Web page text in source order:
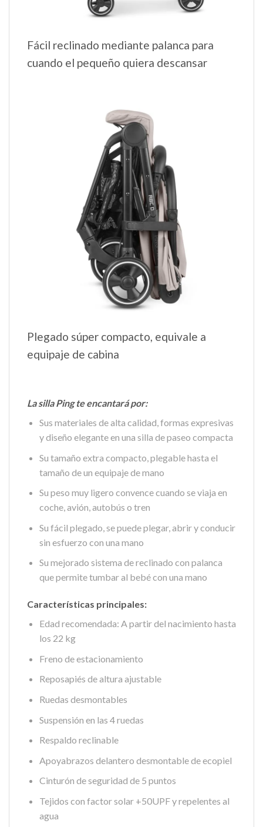
Fácil reclinado mediante palanca para
cuando el pequeño quiera descansar
Plegado súper compacto, equivale a
equipaje de cabina
La silla Ping te encantará por:
Sus materiales de alta calidad, formas expresivas
y diseño elegante en una silla de paseo compacta
Su tamaño extra compacto, plegable hasta el
tamaño de un equipaje de mano
Su peso muy ligero convence cuando se viaja en
coche, avión, autobús o tren
Su fácil plegado, se puede plegar, abrir y conducir
sin esfuerzo con una mano
Su mejorado sistema de reclinado con palanca
que permite tumbar al bebé con una mano
Características principales:
Edad recomendada: A partir del nacimiento hasta
los 22 kg
Freno de estacionamiento
Reposapiés de altura ajustable
Ruedas desmontables
Suspensión en las 4 ruedas
Respaldo reclinable
Apoyabrazos delantero desmontable de ecopiel
Cinturón de seguridad de 5 puntos
Tejidos con factor solar +50UPF y repelentes al
agua